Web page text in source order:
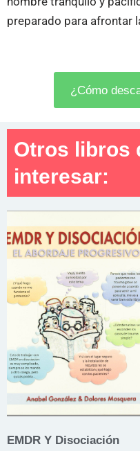
preparado para afrontar
¿Cómo
Otros libros
interesar:
EMDR Y Disociación